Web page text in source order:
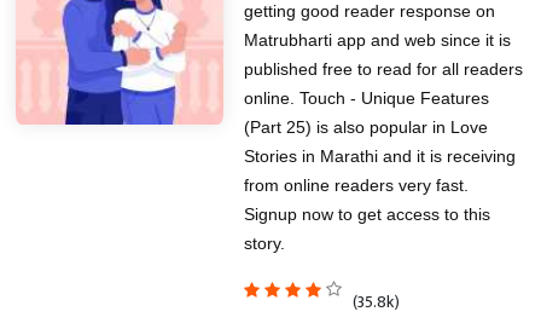
getting good reader response on
Matrubharti app and web since it is
published free to read for all readers
online. Touch - Unique Features
(Part 25) is also popular in Love
Stories in Marathi and it is receiving
from online readers very fast.
Signup now to get access to this
story.
(35.8k)